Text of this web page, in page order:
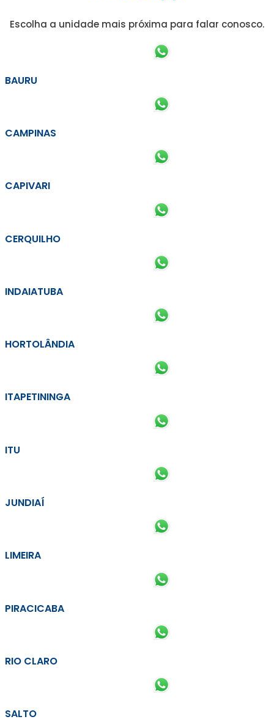
Escolha a unidade mais próxima para falar conosco.
BAURU
CAMPINAS
CAPIVARI
CERQUILHO
INDAIATUBA
HORTOLÂNDIA
ITAPETININGA
ITU
JUNDIAÍ
LIMEIRA
PIRACICABA
RIO CLARO
SALTO